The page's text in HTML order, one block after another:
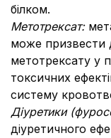
білком.
Метотрексат:
може призвести
метотрексату у
токсичних
систему
Діуретики
діуретичного